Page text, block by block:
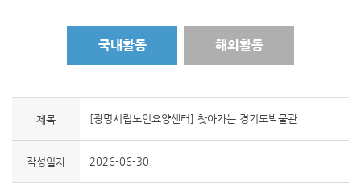
국내활동 해외활동
제목 [광명시립노인요양센터] 찾아가는 경기도박물관
작성일자 2026-06-30